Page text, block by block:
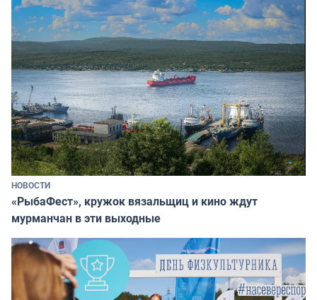
НОВОСТИ
«РыбаФест», кружок вязальщиц и кино ждут
мурманчан в эти выходные